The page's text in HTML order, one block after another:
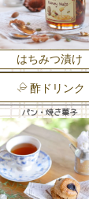
はちみつ漬け
酢ドリンク
パン・焼き菓子